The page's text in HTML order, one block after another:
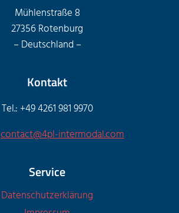
Mühlenstraße 8
27356 Rotenburg
– Deutschland –
Kontakt
Tel.: +49 4261 981 9970
contact@4pl-intermodal.com
Service
Datenschutzerklärung